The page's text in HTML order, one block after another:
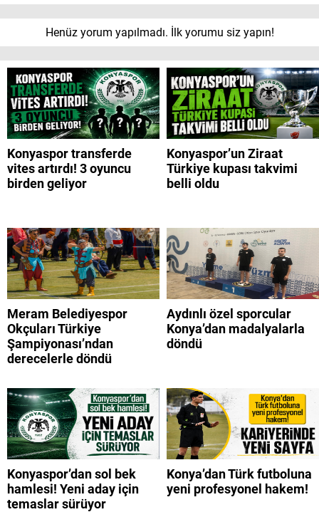
Henüz yorum yapılmadı. İlk yorumu siz yapın!
Konyaspor transferde
vites artırdı! 3 oyuncu
birden geliyor
Konyaspor’un Ziraat
Türkiye kupası takvimi
belli oldu
Meram Belediyespor
Okçuları Türkiye
Şampiyonası’ndan
derecelerle döndü
Aydınlı özel sporcular
Konya’dan madalyalarla
döndü
Konyaspor’dan sol bek
hamlesi! Yeni aday için
temaslar sürüyor
Konya’dan Türk futboluna
yeni profesyonel hakem!